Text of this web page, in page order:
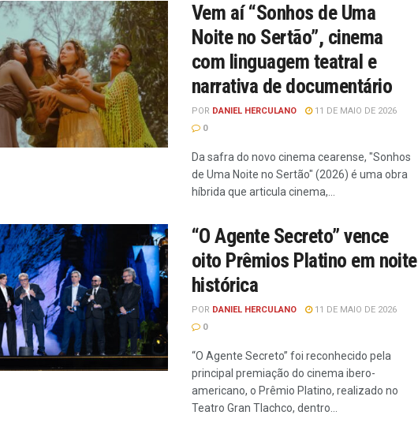
Vem aí “Sonhos de Uma
Noite no Sertão”, cinema
com linguagem teatral e
narrativa de documentário
POR DANIEL HERCULANO
11 DE MAIO DE 2026
0
Da safra do novo cinema cearense, "Sonhos
de Uma Noite no Sertão" (2026) é uma obra
híbrida que articula cinema,...
“O Agente Secreto” vence
oito Prêmios Platino em noite
histórica
POR DANIEL HERCULANO
11 DE MAIO DE 2026
0
“O Agente Secreto” foi reconhecido pela
principal premiação do cinema ibero-
americano, o Prêmio Platino, realizado no
Teatro Gran Tlachco, dentro...